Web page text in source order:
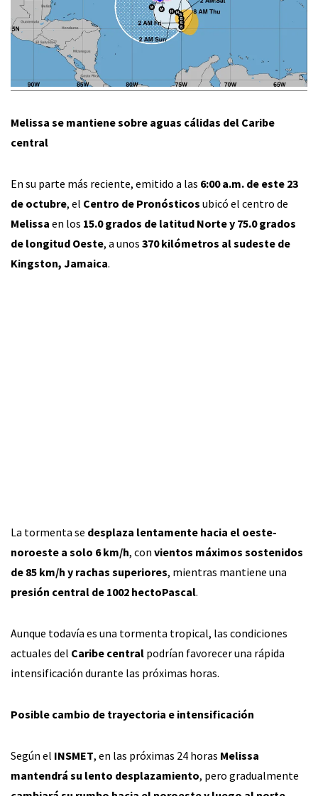
Melissa se mantiene sobre aguas cálidas del Caribe
central
En su parte más reciente, emitido a las 6:00 a.m. de este 23
de octubre, el Centro de Pronósticos ubicó el centro de
Melissa en los 15.0 grados de latitud Norte y 75.0 grados
de longitud Oeste, a unos 370 kilómetros al sudeste de
Kingston, Jamaica.
La tormenta se desplaza lentamente hacia el oeste-
noroeste a solo 6 km/h, con vientos máximos sostenidos
de 85 km/h y rachas superiores, mientras mantiene una
presión central de 1002 hectoPascal.
Aunque todavía es una tormenta tropical, las condiciones
actuales del Caribe central podrían favorecer una rápida
intensificación durante las próximas horas.
Posible cambio de trayectoria e intensificación
Según el INSMET, en las próximas 24 horas Melissa
mantendrá su lento desplazamiento, pero gradualmente